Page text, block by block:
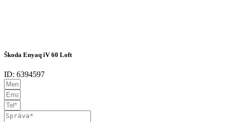
Škoda Enyaq iV 60 Loft
ID: 6394597